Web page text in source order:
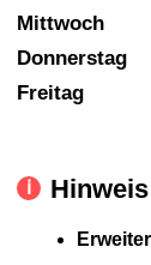
Mittwoch
Donnerstag
Freitag